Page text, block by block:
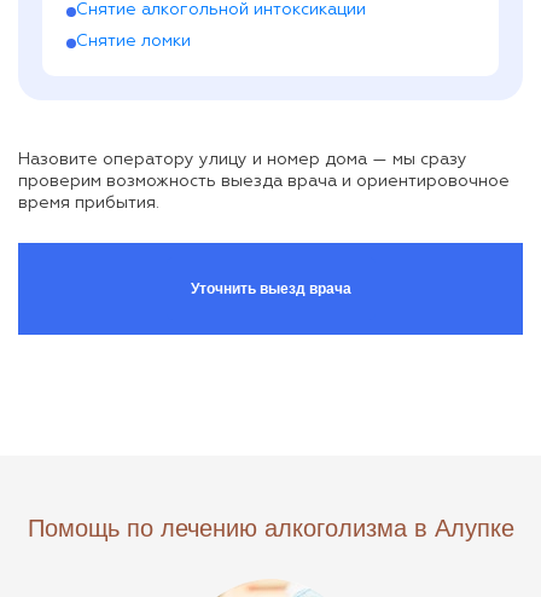
Снятие алкогольной интоксикации
Снятие ломки
Назовите оператору улицу и номер дома — мы сразу
проверим возможность выезда врача и ориентировочное
время прибытия.
Уточнить выезд врача
Помощь по лечению алкоголизма в Алупке